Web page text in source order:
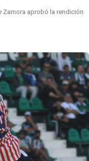
Zamora aprobó la rendición